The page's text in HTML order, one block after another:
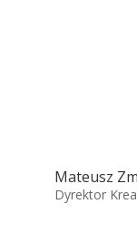
Mateusz
Dyrektor